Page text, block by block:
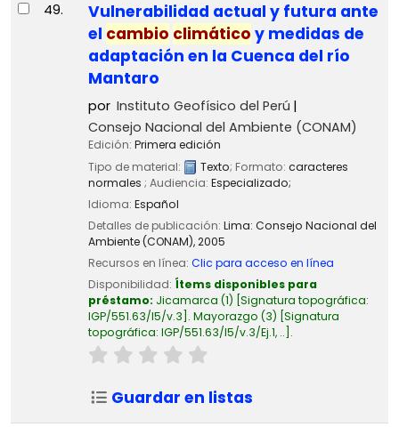
49.
Vulnerabilidad actual y futura ante
el cambio climático y medidas de
adaptación en la Cuenca del río
Mantaro
por Instituto Geofísico del Perú
Consejo Nacional del Ambiente (CONAM)
Edición: Primera edición
Tipo de material:
Texto; Formato: caracteres
normales ; Audiencia: Especializado;
Idioma: Español
Detalles de publicación: Lima: Consejo Nacional del
Ambiente (CONAM),2005
Recursos en línea: Clic para acceso en línea
Disponibilidad: Ítems disponibles para
préstamo: Jicamarca (1) Signatura topográfica:
IGP/551.63/I5/v.3 . Mayorazgo (3) Signatura
topográfica: IGP/551.63/I5/v.3/Ej.1, .. .
Guardar en listas